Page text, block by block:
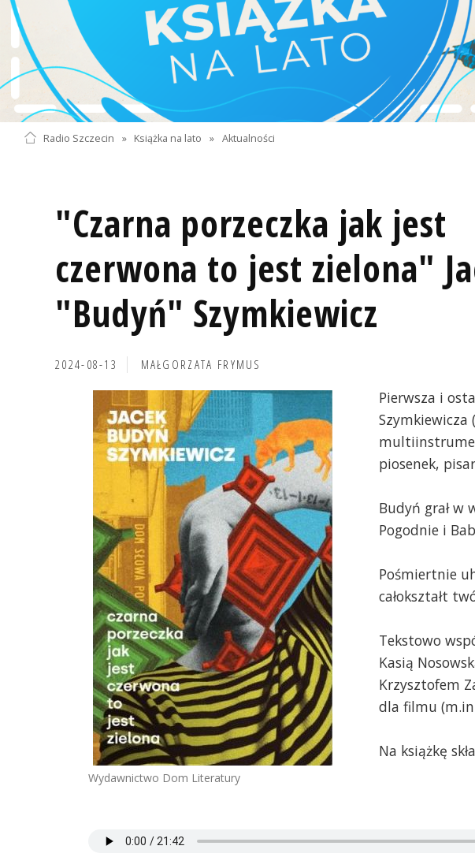
Radio Szczecin » Książka na lato » Aktualności
"Czarna porzeczka jak jest
czerwona to jest zielona"
"Budyń" Szymkiewicz
2024-08-13 MAŁGORZATA FRYMUS
Wydawnictwo Dom Literatury
Pierwsza i
Szymkiewicza
piosenek,
Budyń grał w
Pogodnie i
Pośmiertnie
całokształt
Tekstowo
Kasią
Krzysztofem
dla filmu
Na książkę